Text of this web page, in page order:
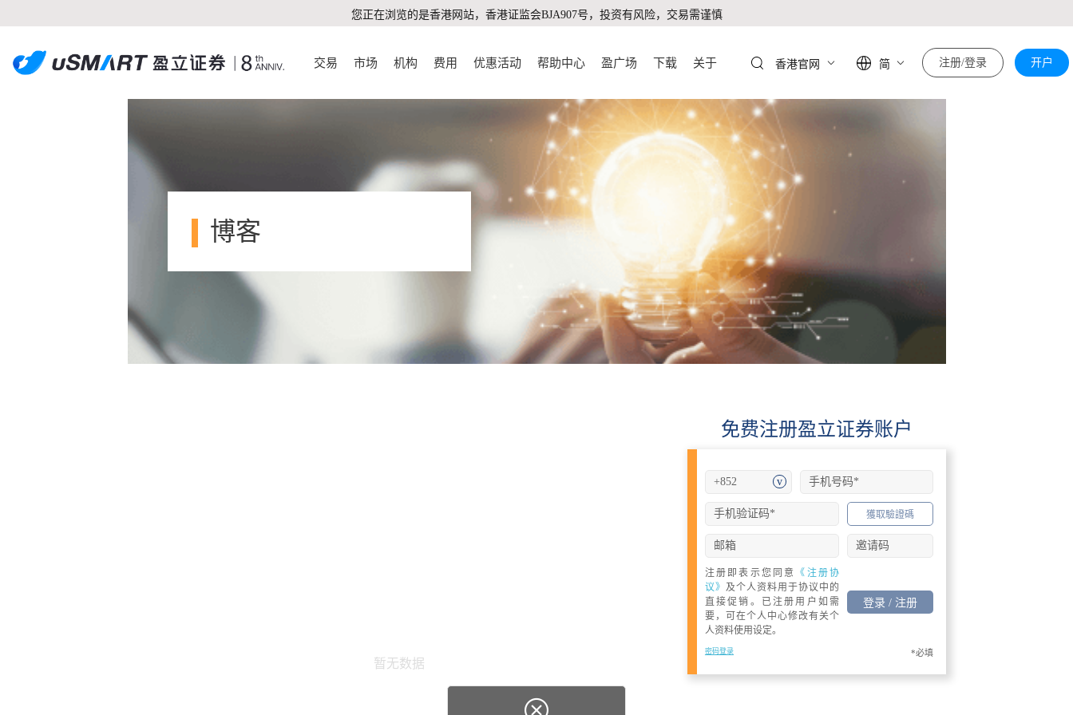
您正在浏览的是香港网站，香港证监会BJA907号，投资有风险，交易需谨慎
交易 市场 机构 费用 优惠活动 帮助中心 盈广场 下载 关于 香港官网 简 注册/登录 开户
博客
暂无数据
免费注册盈立证券账户
+852
獲取驗證碼
密码登录 *必填
登录 / 注册
注册即表示您同意
《注册协
议》 及个人资料用于协议中的
直接促销。已注册用户如需
要，可在个人中心修改有关个
人资料使用设定。